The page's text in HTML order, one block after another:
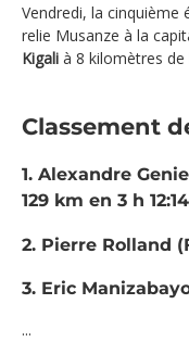
Vendredi, la cinquième
relie Musanze à la
Kigali à 8 kilomètres de
Classement
1. Alexandre
129 km en 3 h
2. Pierre Rolland
3. Eric
...